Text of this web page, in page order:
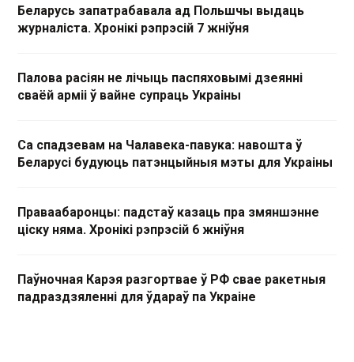
Беларусь запатрабавала ад Польшчы выдаць
журналіста. Хронікі рэпрэсій 7 жніўня
Палова расіян не лічыць паспяховымі дзеянні
сваёй арміі ў вайне супраць Украіны
Са спадзевам на Чалавека-павука: навошта ў
Беларусі будуюць патэнцыйныя мэты для Украіны
Праваабаронцы: падстаў казаць пра змяншэнне
ціску няма. Хронікі рэпрэсій 6 жніўня
Паўночная Карэя разгортвае ў РФ свае ракетныя
падраздзяленні для ўдараў па Украіне